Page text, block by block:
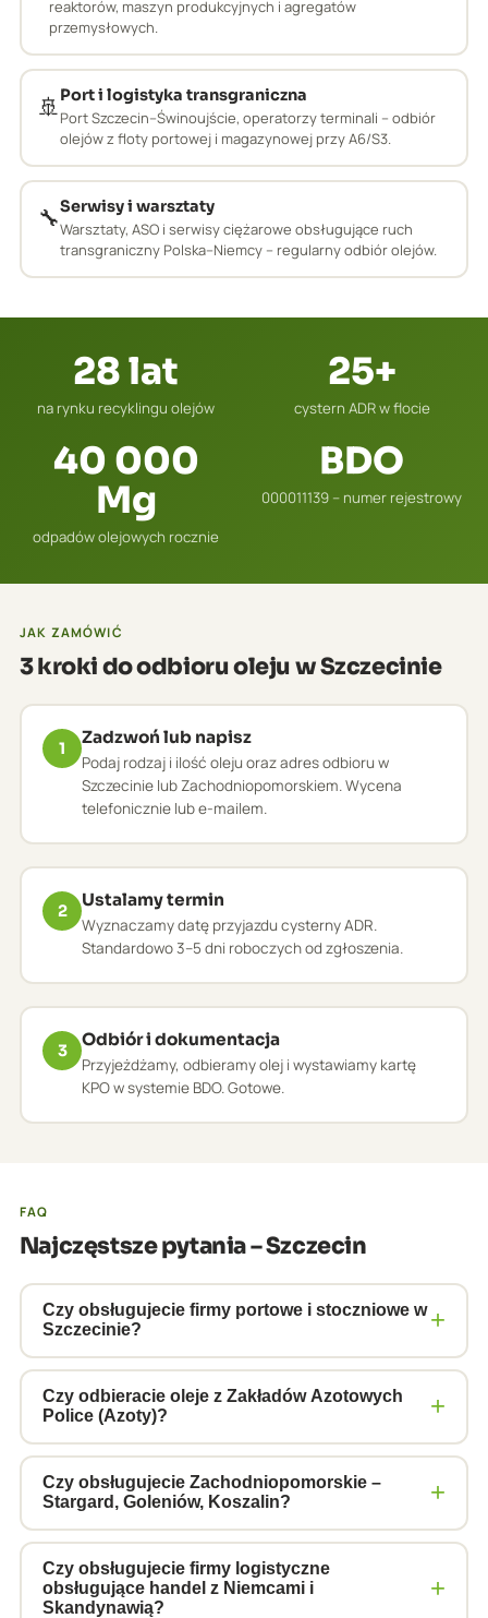
reaktorów, maszyn produkcyjnych i agregatów
przemysłowych.
🚢Port i logistyka transgraniczna
Port Szczecin–Świnoujście, operatorzy terminali – odbiór
olejów z floty portowej i magazynowej przy A6/S3.
🔧Serwisy i warsztaty
Warsztaty, ASO i serwisy ciężarowe obsługujące ruch
transgraniczny Polska–Niemcy – regularny odbiór olejów.
28 lat
na rynku recyklingu olejów
25+
cystern ADR w flocie
40 000
Mg
odpadów olejowych rocznie
BDO
000011139 – numer rejestrowy
JAK ZAMÓWIĆ
3 kroki do odbioru oleju w Szczecinie
1
Zadzwoń lub napisz
Podaj rodzaj i ilość oleju oraz adres odbioru w
Szczecinie lub Zachodniopomorskiem. Wycena
telefonicznie lub e-mailem.
2
Ustalamy termin
Wyznaczamy datę przyjazdu cysterny ADR.
Standardowo 3–5 dni roboczych od zgłoszenia.
3
Odbiór i dokumentacja
Przyjeżdżamy, odbieramy olej i wystawiamy kartę
KPO w systemie BDO. Gotowe.
FAQ
Najczęstsze pytania – Szczecin
Czy obsługujecie firmy portowe i stoczniowe w
Szczecinie?
+
Tak, obsługujemy firmy z obszaru portu
szczecińskiego – agencje morskie, operatorów
terminali, serwisy techniczne statków i zakłady
stoczniowe. Transport ADR klasy 3, 8 i 9 umożliwia
bezpieczny odbiór każdego rodzaju odpadu
olejowego z terenu portu.
Czy odbieracie oleje z Zakładów Azotowych
Police (Azoty)?
+
Tak, obsługujemy Grupę Azoty Police i firmy z
otoczenia tego kompleksu petrochemicznego.
Zakłady chemiczne generują duże ilości olejów
technicznych, hydraulicznych i smarnych z maszyn
produkcyjnych – odbieramy je z pełną
dokumentacją BDO.
Czy obsługujecie Zachodniopomorskie –
Stargard, Goleniów, Koszalin?
+
Tak, obsługujemy Szczecin i całe województwo
zachodniopomorskie – Stargard, Goleniów,
Świnoujście, Koszalin i Kołobrzeg. Nasz tabor ADR
Czy obsługujecie firmy logistyczne
obsługujące handel z Niemcami i
Skandynawią?
+